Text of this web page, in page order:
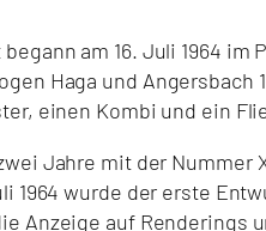
am 16. Juli 1964 im
Haga und Angersbach
einen Kombi und ein
Jahre mit der Nummer
1964 wurde der erste
Anzeige auf Renderings